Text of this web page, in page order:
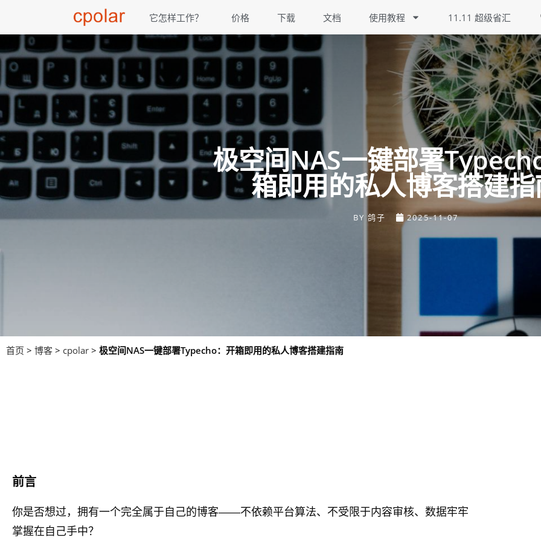
它怎样工作？ 价格 下载 文档 使用教程 11.11 超级省汇
极空间NAS一键部署
箱即用的私人博客搭建
BY 鸽子 2025-11-07
首页 > 博客 > cpolar > 极空间NAS一键部署Typecho：开箱即用的私人博客搭建指南
前言
你是否想过，拥有一个完全属于自己的博客——不依赖平台算法、不受限于内容审核、数据牢牢
掌握在自己手中？